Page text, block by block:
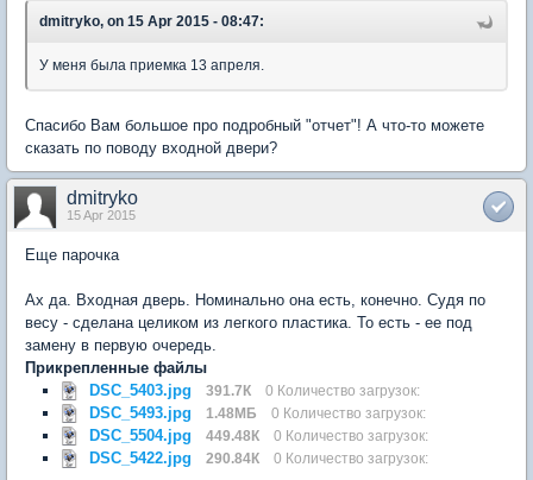
dmitryko, on 15 Apr 2015 - 08:47:
У меня была приемка 13 апреля.
Спасибо Вам большое про подробный "отчет"! А что-то можете
сказать по поводу входной двери?
dmitryko
15 Apr 2015
Еще парочка
Ах да. Входная дверь. Номинально она есть, конечно. Судя по
весу - сделана целиком из легкого пластика. То есть - ее под
замену в первую очередь.
Прикрепленные файлы
DSC_5403.jpg
391.7К 0 Количество загрузок:
DSC_5493.jpg 1.48МБ 0 Количество загрузок:
DSC_5504.jpg 449.48К 0 Количество загрузок:
DSC_5422.jpg 290.84К 0 Количество загрузок: